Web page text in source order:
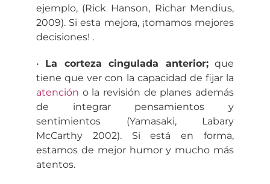
ejemplo, (Rick Hanson, Richar Mendius,
2009). Si esta mejora, ¡tomamos mejores
decisiones! .
• La corteza cingulada anterior;que
tiene que ver con la capacidad de fijar la
atención o la revisión de planes además
de integrar pensamientos y
sentimientos (Yamasaki, Labary
McCarthy 2002). Si está en forma,
estamos de mejor humor y mucho más
atentos.